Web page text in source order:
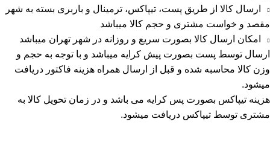
ارسال کالا از طریق پست، تیپاکس، ترمینال و باربری بسته به شهر
مقصد و خواست مشتری و حجم کالا میباشد
امکان ارسال کالا بصورت سریع و روزانه در شهر تهران میباشد
ارسال توسط پست بصورت پیش کرایه میباشد و با توجه به حجم و
وزن کالا محاسبه شده و قبل از ارسال همراه هزینه فاکتور دریافت
میشود.
هزینه تیپاکس بصورت پس کرایه می باشد و در زمان تحویل کالا به
مشتری توسط تیپاکس دریافت میشود.